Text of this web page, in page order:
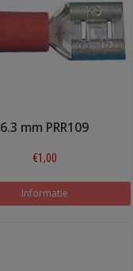
6.3 mm PRR109
€1,00
Informatie